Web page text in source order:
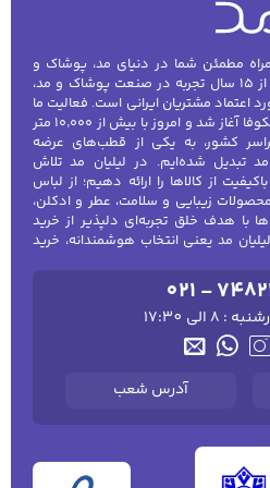
مطمئن شما در دنیای مد، پوشاک و
سبک زندگی | لیلیان مد، با بیش از ۱۵ سال تجربه در صنعت پوشاک و مد،
اعتماد مشتریان ایرانی است. فعالیت ما
از سال ۲۰۰۸ زیرمجموعه گروه شکوفا آغاز شد و امروز با بیش از ۱۰٬۰۰۰ متر
کشور، به یکی از قطب‌های عرضه
شده‌ایم. در لیلیان مد تلاش
از کالاها را ارائه دهیم؛ از لباس
محصولات زیبایی و سلامت، عطر و ادکلن،
هدف خلق تجربه‌ای دلپذیر از خرید
مد یعنی انتخاب هوشمندانه، خرید
021 -
الی 17:30
آدرس شعب